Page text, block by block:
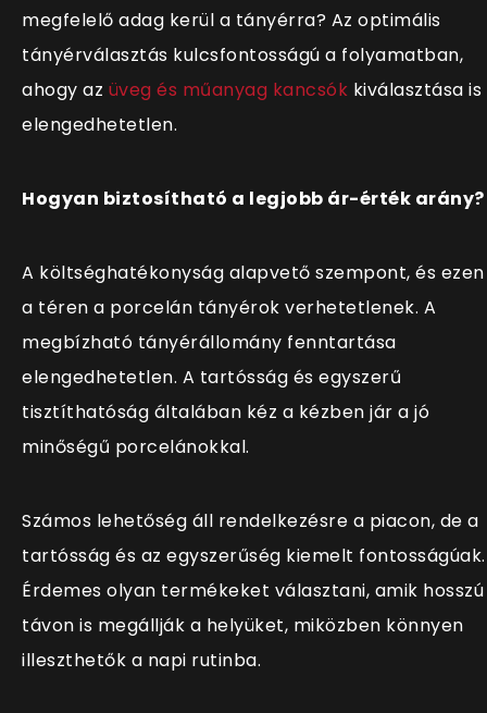
megfelelő adag kerül a tányérra? Az optimális
tányérválasztás kulcsfontosságú a folyamatban,
ahogy az üveg és műanyag kancsók kiválasztása is
elengedhetetlen.
Hogyan biztosítható a legjobb ár-érték arány?
A költséghatékonyság alapvető szempont, és ezen
a téren a porcelán tányérok verhetetlenek. A
megbízható tányérállomány fenntartása
elengedhetetlen. A tartósság és egyszerű
tisztíthatóság általában kéz a kézben jár a jó
minőségű porcelánokkal.
Számos lehetőség áll rendelkezésre a piacon, de a
tartósság és az egyszerűség kiemelt fontosságúak.
Érdemes olyan termékeket választani, amik hosszú
távon is megállják a helyüket, miközben könnyen
illeszthetők a napi rutinba.